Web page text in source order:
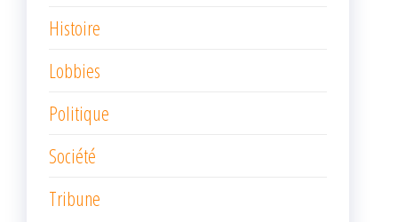
Histoire
Lobbies
Politique
Société
Tribune